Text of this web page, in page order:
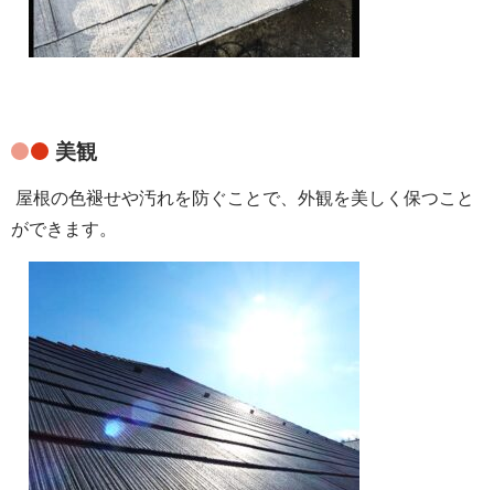
美観
屋根の色褪せや汚れを防ぐことで、外観を美しく保つこと
ができます。